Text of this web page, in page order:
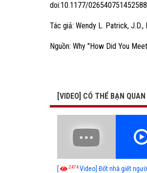
doi:10.1177/
Tác giả: Wendy L. Patrick, J.D.,
Nguồn: Why "How Did You
[VIDEO] CÓ THỂ BẠN
[ 2474Video] Đốt nhà giết